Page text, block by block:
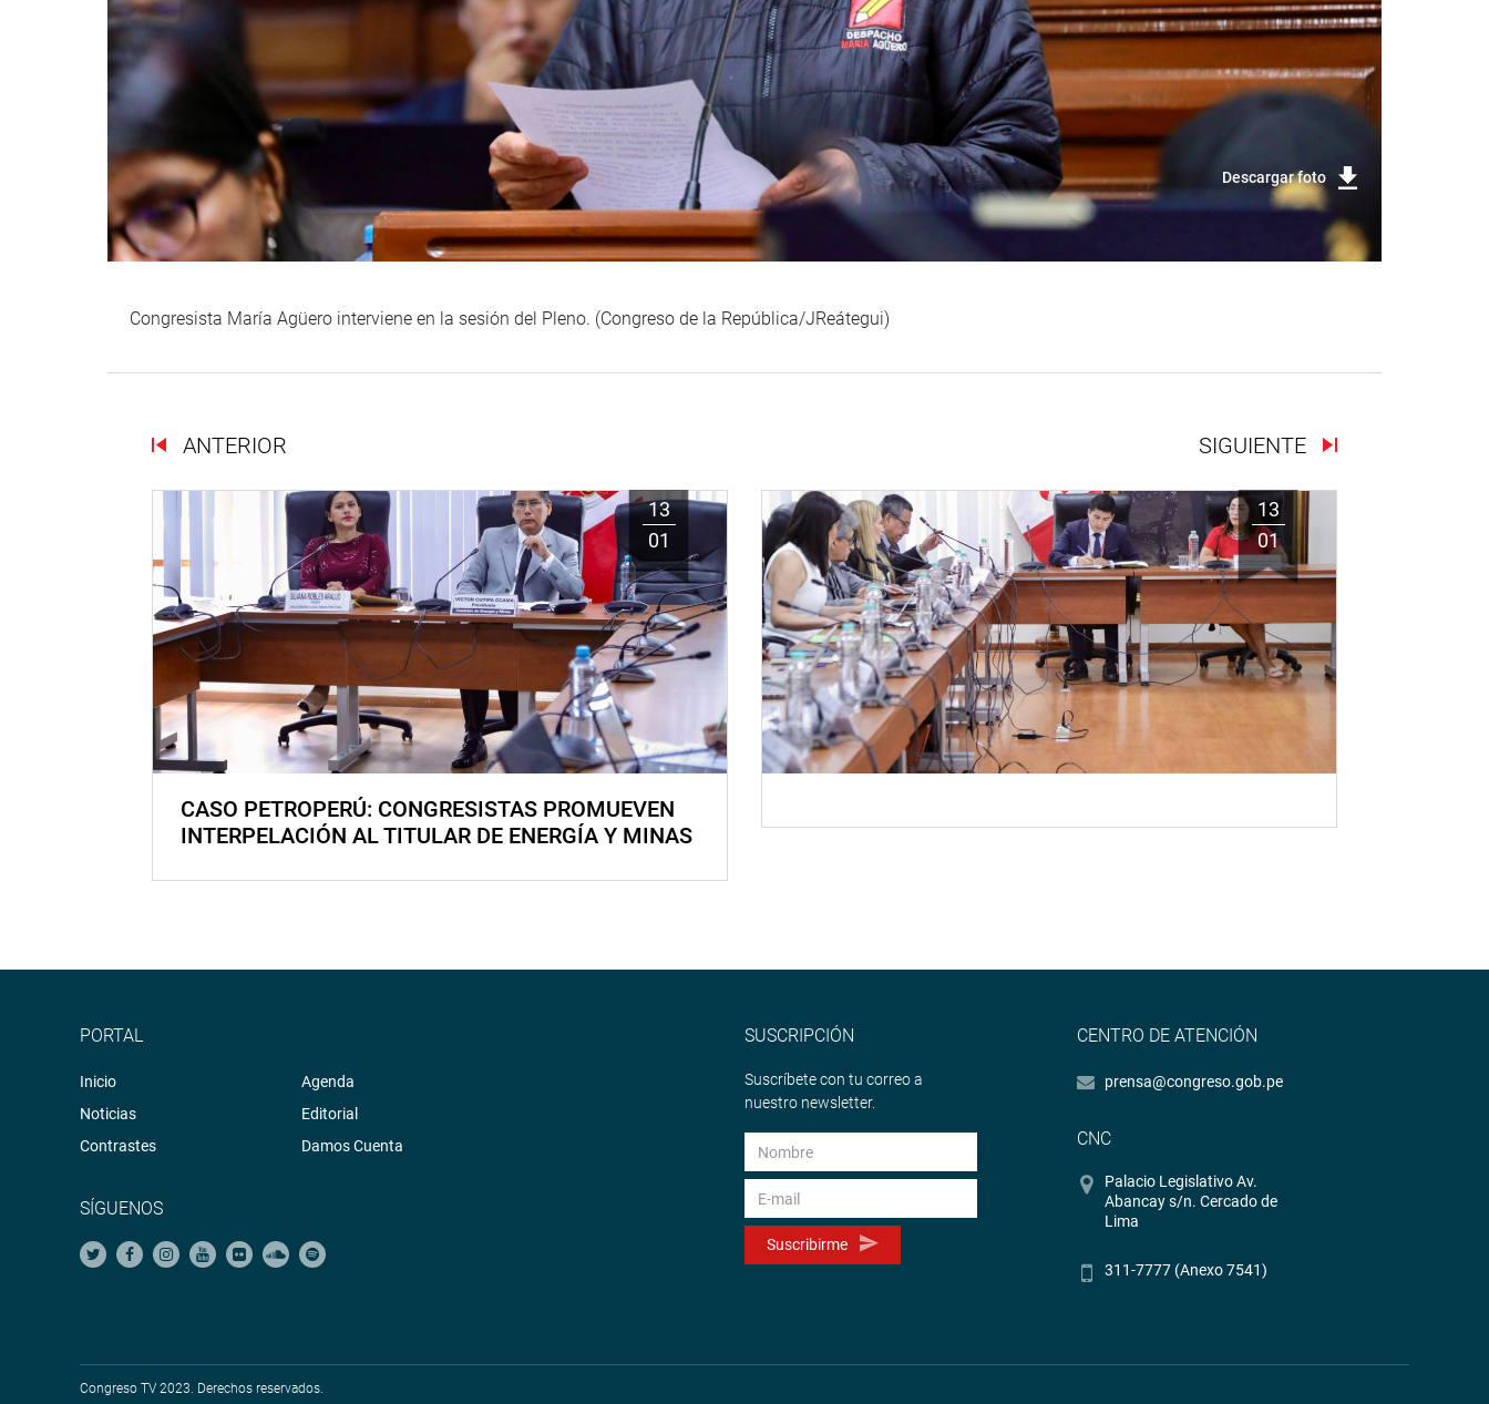
Descargar foto
Congresista María Agüero interviene en la sesión del Pleno. (Congreso de la República/JReátegui)
ANTERIOR SIGUIENTE
13
01
CASO PETROPERÚ: CONGRESISTAS PROMUEVEN
INTERPELACIÓN AL TITULAR DE ENERGÍA Y MINAS
13
01
PORTAL
Inicio
Noticias
Contrastes
Agenda
Editorial
Damos Cuenta
SÍGUENOS
SUSCRIPCIÓN
Suscríbete con tu correo a
nuestro newsletter.
Suscribirme
CENTRO DE ATENCIÓN
prensa@congreso.gob.pe
CNC
Palacio Legislativo Av.
Abancay s/n. Cercado de
Lima
311-7777 (Anexo 7541)
Congreso TV 2023. Derechos reservados.